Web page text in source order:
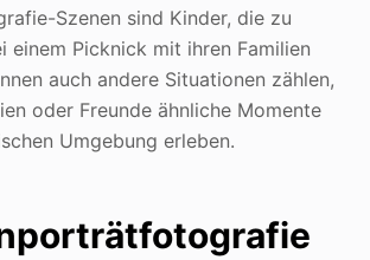
Szenen sind Kinder, die zu
einem Picknick mit ihren Familien
auch andere Situationen zählen,
oder Freunde ähnliche Momente
Umgebung erleben.